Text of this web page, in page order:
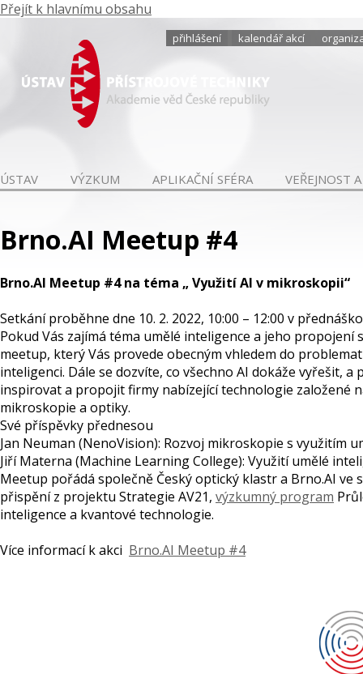
Přejít k hlavnímu obsahu
přihlášení kalendář akcí
ÚSTAV VÝZKUM APLIKAČNÍ SFÉRA VEŘEJNOST
Brno.AI Meetup #4
Brno.AI Meetup #4 na téma „ Využití AI v mikroskopii“
Setkání proběhne dne 10. 2. 2022, 10:00 – 12:00 v
Pokud Vás zajímá téma umělé inteligence a jeho
meetup, který Vás provede obecným vhledem do
inteligenci. Dále se dozvíte, co všechno AI dokáže vyřešit,
inspirovat a propojit firmy nabízející technologie založené
mikroskopie a optiky.
Své příspěvky přednesou
Jan Neuman (NenoVision): Rozvoj mikroskopie s využitím
Jiří Materna (Machine Learning College): Využití umělé
Meetup pořádá společně Český optický klastr a Brno.AI
přispění z projektu Strategie AV21, výzkumný program
inteligence a kvantové technologie.
Více informací k akci Brno.AI Meetup #4